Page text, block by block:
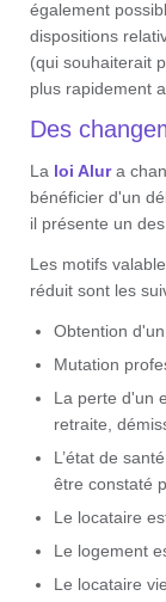
également
dispositions
(qui souhaiterait
plus rapidement
Des
La loi Alura
bénéficier d'un
il présente un
Les motifs
réduit sont les
Obtention
Mutation
La perte d'un
retraite,
L’état de
être constaté
Le locataire
Le logement
Le locataire